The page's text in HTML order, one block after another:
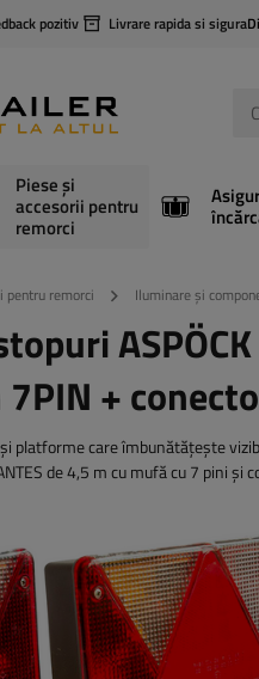
pozitiv Livrare rapida si sigura
Piese și
accesorii pentru
remorci
pentru remorci Iluminare și
7PIN +
platforme care îmbunătățește
de 4,5 m cu mufă cu 7 pini și